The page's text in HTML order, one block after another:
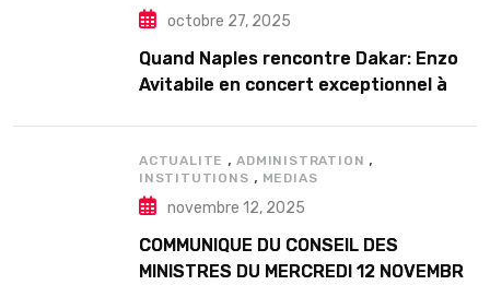
octobre 27, 2025
Quand Naples rencontre Dakar: Enzo
Avitabile en concert exceptionnel à
ACTUALITE ,ADMINISTRATION ,
INSTITUTIONS , MEDIAS
novembre 12, 2025
COMMUNIQUE DU CONSEIL DES
MINISTRES DU MERCREDI 12 NOVEMBRE